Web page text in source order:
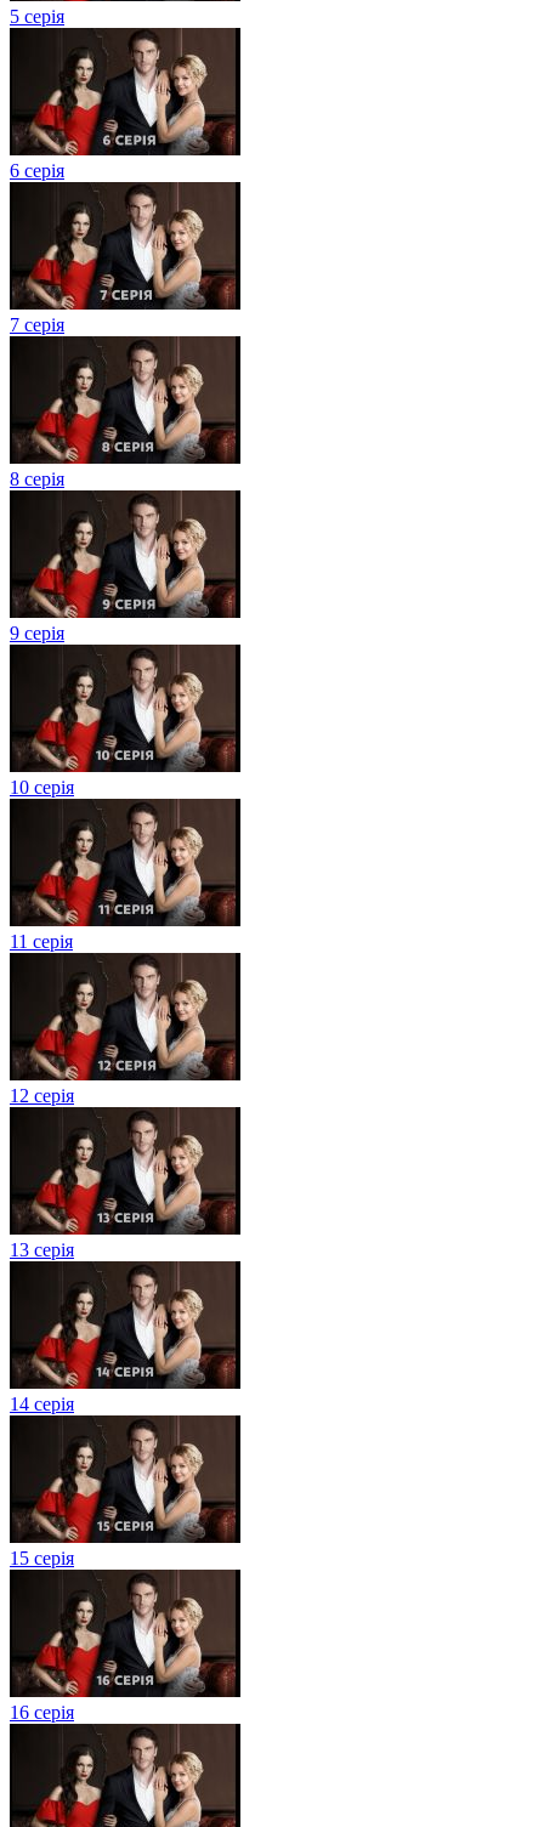
5 серія
6 серія
7 серія
8 серія
9 серія
10 серія
11 серія
12 серія
13 серія
14 серія
15 серія
16 серія